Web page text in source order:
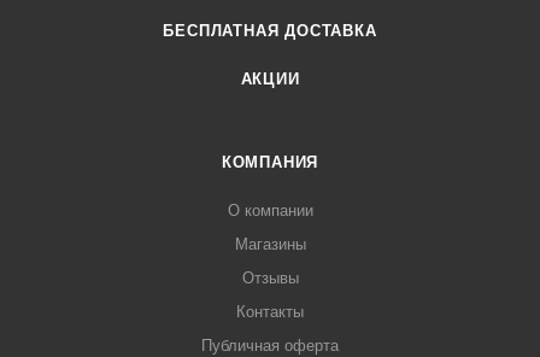
БЕСПЛАТНАЯ ДОСТАВКА
АКЦИИ
КОМПАНИЯ
О компании
Магазины
Отзывы
Контакты
Публичная оферта